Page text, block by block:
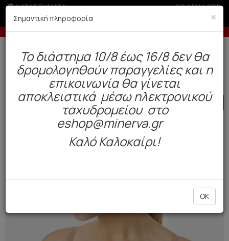
ΚΑΤΑΣΤΗΜΑΤΑ GR|EN|SRB
άνω των 100€ -10% σε
Δωρεάν αποστολή άνω των 49€. Παράδοση σε 3-5 εργάσιμες.
Γυναίκα Εσώρουχα Everyday Σουτιέν / Τοπ
SALE
×
Σημαντική πληροφορία
To διάστημα 10/8 έως 16/8 δεν θα
δρομολογηθούν παραγγελίες και η
επικοινωνία θα γίνεται
αποκλειστικά μέσω ηλεκτρονικού
ταχυδρομείου στο
eshop@minerva.gr
Καλό Καλοκαίρι!
OK